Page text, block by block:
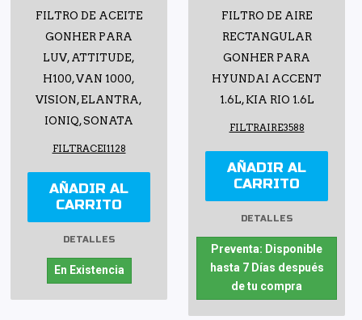
FILTRO DE ACEITE
GONHER PARA
LUV, ATTITUDE,
H100, VAN 1000,
VISION, ELANTRA,
IONIQ, SONATA
FILTRACEI1128
AÑADIR AL
CARRITO
DETALLES
En Existencia
FILTRO DE AIRE
RECTANGULAR
GONHER PARA
HYUNDAI ACCENT
1.6L, KIA RIO 1.6L
FILTRAIRE3588
AÑADIR AL
CARRITO
DETALLES
Preventa: Disponible
hasta 7 Días después
de tu compra